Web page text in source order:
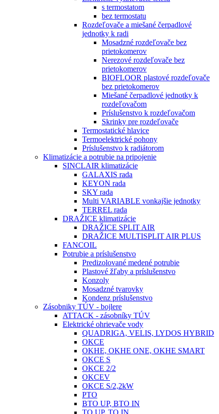
s termostatom
bez termostatu
Rozdeľovače a miešané čerpadlové
jednotky k radi
Mosadzné rozdeľovače bez
prietokomerov
Nerezové rozdeľovače bez
prietokomerov
BIOFLOOR plastové rozdeľovače
bez prietokomerov
Miešané čerpadlové jednotky k
rozdeľovačom
Príslušenstvo k rozdeľovačom
Skrinky pre rozdeľovače
Termostatické hlavice
Termoelektrické pohony
Príslušenstvo k radiátorom
Klimatizácie a potrubie na pripojenie
SINCLAIR klimatizácie
GALAXIS rada
KEYON rada
SKY rada
Multi VARIABLE vonkajšie jednotky
TERREL rada
DRAŽICE klimatizácie
DRAŽICE SPLIT AIR
DRAŽICE MULTISPLIT AIR PLUS
FANCOIL
Potrubie a príslušenstvo
Predizolované medené potrubie
Plastové žľaby a príslušenstvo
Konzoly
Mosadzné tvarovky
Kondenz príslušenstvo
Zásobniky TÚV - bojlere
ATTACK - zásobníky TÚV
Elektrické ohrievače vody
QUADRIGA, VELIS, LYDOS HYBRID
OKCE
OKHE, OKHE ONE, OKHE SMART
OKCE S
OKCE 2/2
OKCEV
OKCE S/2,2kW
PTO
BTO UP, BTO IN
TO UP, TO IN